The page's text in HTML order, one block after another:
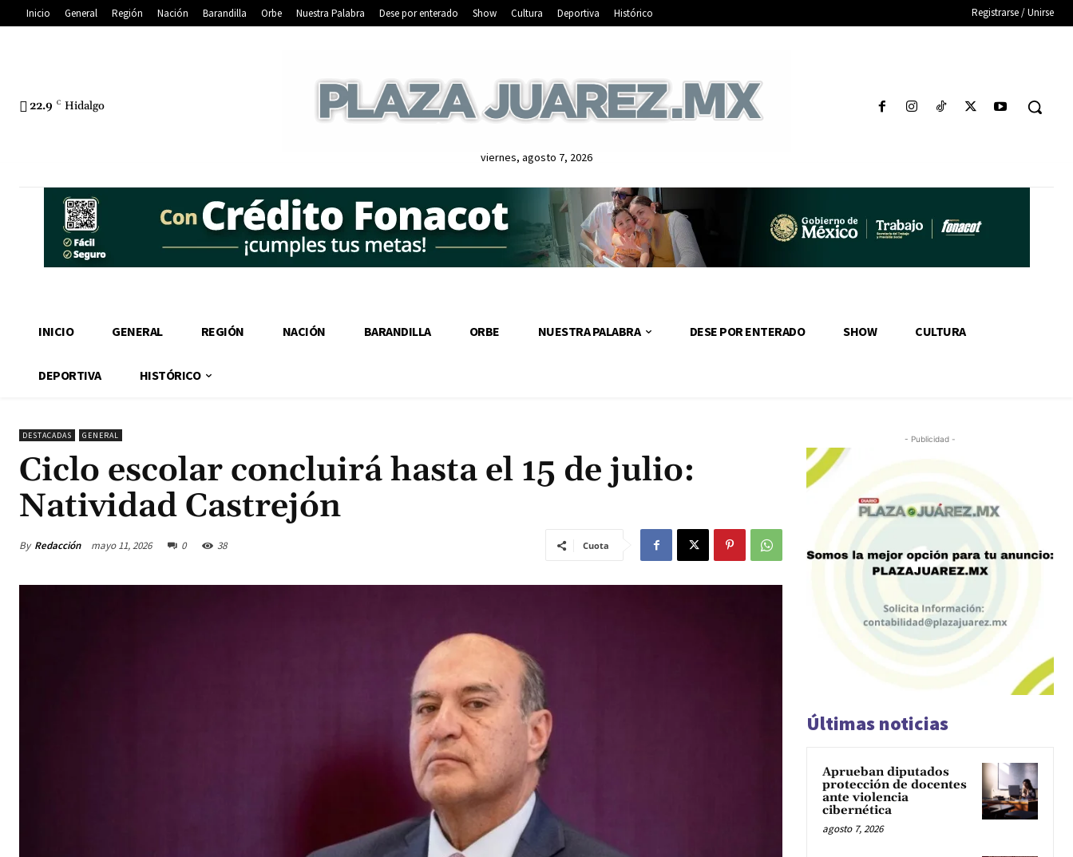
Inicio General Región Nación Barandilla Orbe Nuestra Palabra Dese por enterado Show Cultura Deportiva Histórico Registrarse / Unirse
22.9 C Hidalgo
viernes, agosto 7, 2026
INICIO GENERAL REGIÓN NACIÓN BARANDILLA ORBE NUESTRA PALABRA DESE POR ENTERADO SHOW CULTURA
DEPORTIVA HISTÓRICO
DESTACADAS GENERAL
Ciclo escolar concluirá hasta el 15 de julio:
Natividad Castrejón
By Redacción mayo 11, 2026 0 38 Cuota
- Publicidad -
Últimas noticias
Aprueban diputados
protección de docentes
ante violencia
cibernética
agosto 7, 2026